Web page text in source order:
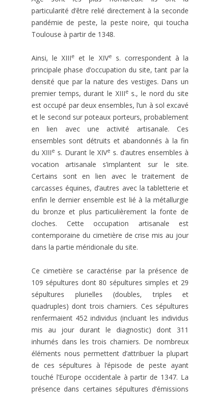
particularité d’être relié directement à la seconde
pandémie de peste, la peste noire, qui toucha
Toulouse à partir de 1348.
Ainsi, le XIIIe et le XIVe
s. correspondent à la
principale phase d’occupation du site, tant par la
densité que par la nature des vestiges. Dans un
premier temps, durant le XIIIe s., le nord du site
est occupé par deux ensembles, l’un à sol excavé
et le second sur poteaux porteurs, probablement
en lien avec une activité artisanale. Ces
ensembles sont détruits et abandonnés à la fin
du XIIIe s. Durant le XIVe s. d’autres ensembles à
vocation artisanale s’implantent sur le site.
Certains sont en lien avec le traitement de
carcasses équines, d’autres avec la tabletterie et
enfin le dernier ensemble est lié à la métallurgie
du bronze et plus particulièrement la fonte de
cloches. Cette occupation artisanale est
contemporaine du cimetière de crise mis au jour
dans la partie méridionale du site.
Ce cimetière se caractérise par la présence de
109 sépultures dont 80 sépultures simples et 29
sépultures plurielles (doubles, triples et
quadruples) dont trois charniers. Ces sépultures
renfermaient 452 individus (incluant les individus
mis au jour durant le diagnostic) dont 311
inhumés dans les trois charniers. De nombreux
éléments nous permettent d’attribuer la plupart
de ces sépultures à l’épisode de peste ayant
touché l’Europe occidentale à partir de 1347. La
présence dans certaines sépultures d’émissions